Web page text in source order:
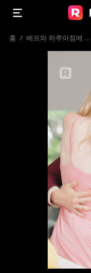
홈 / 베프와 하루아침에 신